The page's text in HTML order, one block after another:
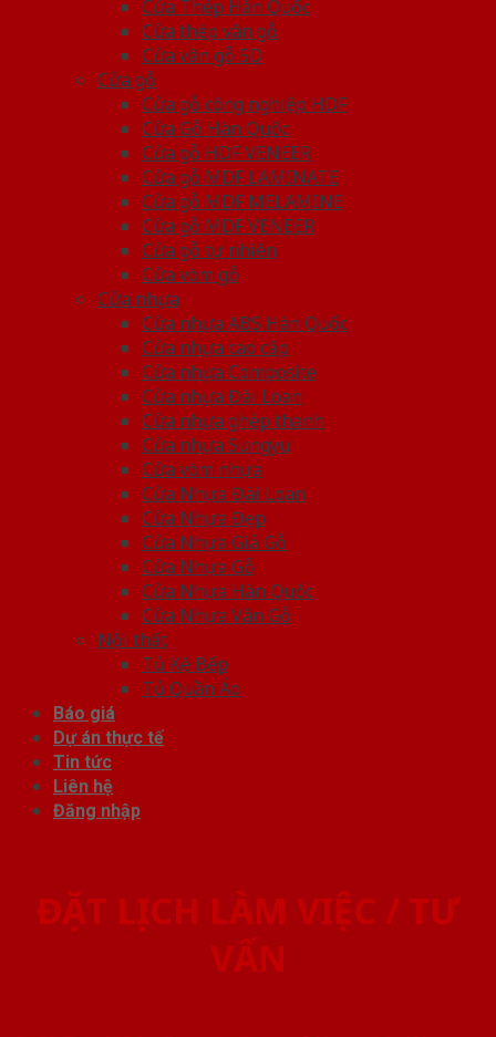
Cửa Thép Hàn Quốc
Cửa thép vân gỗ
Cửa vân gỗ 5D
Cửa gỗ
Cửa gỗ công nghiệp HDF
Cửa Gỗ Hàn Quốc
Cửa gỗ HDF VENEER
Cửa gỗ MDF LAMINATE
Cửa gỗ MDF MELAMINE
Cửa gỗ MDF VENEER
Cửa gỗ tự nhiên
Cửa vòm gỗ
Cửa nhựa
Cửa nhựa ABS Hàn Quốc
Cửa nhựa cao cấp
Cửa nhựa Composite
Cửa nhựa Đài Loan
Cửa nhựa ghép thanh
Cửa nhựa Sungyu
Cửa vòm nhựa
Cửa Nhựa Đài Loan
Cửa Nhựa Đẹp
Cửa Nhựa Giả Gỗ
Cửa Nhựa Gỗ
Cửa Nhựa Hàn Quốc
Cửa Nhựa Vân Gỗ
Nội thất
Tủ Kệ Bếp
Tủ Quần Áo
Báo giá
Dự án thực tế
Tin tức
Liên hệ
Đăng nhập
ĐẶT LỊCH LÀM VIỆC / TƯ
VẤN